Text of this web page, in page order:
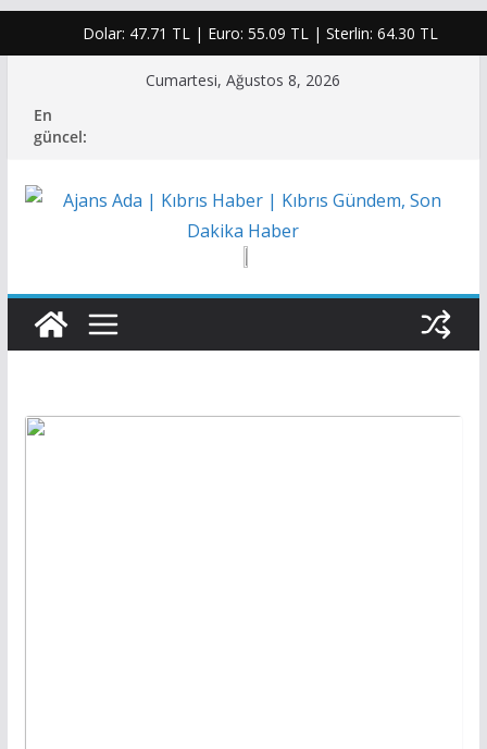
Dolar: 47.71 TL| Euro: 55.09 TL| Sterlin: 64.30 TL
content
Cumartesi, Ağustos 8, 2026
En
güncel: